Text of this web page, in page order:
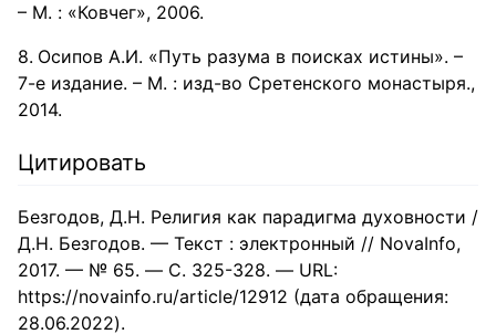
– М. : «Ковчег», 2006.
Осипов А.И. «Путь разума в поисках истины». –
7-е издание. – М. : изд-во Сретенского монастыря.,
2014.
Цитировать
Безгодов, Д.Н. Религия как парадигма духовности /
Д.Н. Безгодов. — Текст : электронный // NovaInfo,
2017. — № 65. — С. 325-328. — URL:
https://novainfo.ru/article/12912 (дата обращения:
28.06.2022).